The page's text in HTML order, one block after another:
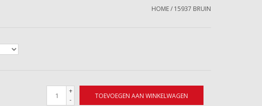
HOME/ 15937 BRUIN
+
-
TOEVOEGEN AAN WINKELWAGEN